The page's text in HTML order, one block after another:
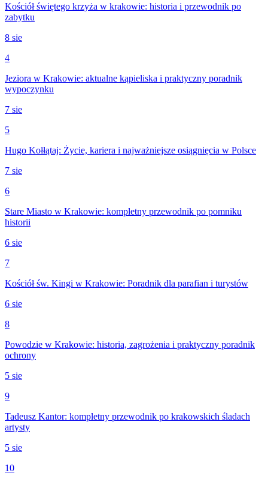
Kościół świętego krzyża w krakowie: historia i przewodnik po
zabytku
8 sie
4
Jeziora w Krakowie: aktualne kąpieliska i praktyczny poradnik
wypoczynku
7 sie
5
Hugo Kołłątaj: Życie, kariera i najważniejsze osiągnięcia w Polsce
7 sie
6
Stare Miasto w Krakowie: kompletny przewodnik po pomniku
historii
6 sie
7
Kościół św. Kingi w Krakowie: Poradnik dla parafian i turystów
6 sie
8
Powodzie w Krakowie: historia, zagrożenia i praktyczny poradnik
ochrony
5 sie
9
Tadeusz Kantor: kompletny przewodnik po krakowskich śladach
artysty
5 sie
10